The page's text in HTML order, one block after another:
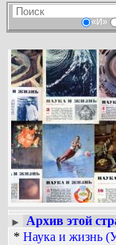
«И»
►
Архив этой
* Наука и жизнь